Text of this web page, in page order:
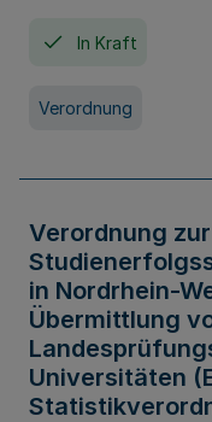
In Kraft
Verordnung
Verordnung
in Nordrhein-
Übermittlung
Universitäten